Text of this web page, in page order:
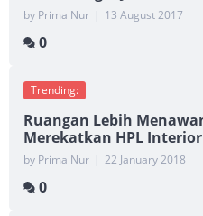
by Prima Nur | 13 August 2017
0
Trending:
Ruangan Lebih
Merekatkan HPL Interior
by Prima Nur | 22 January 2018
0